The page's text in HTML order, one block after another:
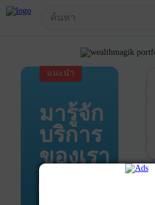
แนะนำ
มารู้จัก
บริการ
ของเรา
!-- Start Advertise -->